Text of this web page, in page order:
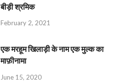
बीड़ी श्रमिक
February 2, 2021
एक मरहूम खिलाड़ी के नाम एक मुल्क का
माफ़ीनामा
June 15, 2020